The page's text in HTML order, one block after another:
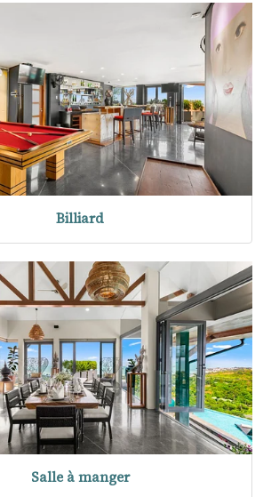
Billiard
Salle à manger